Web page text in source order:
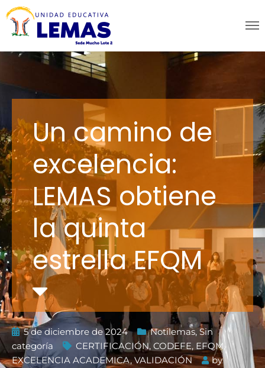
Un camino de
excelencia:
LEMAS obtiene
la quinta
estrella EFQM
5 de diciembre de 2024 Notilemas,Sin
categoría
CERTIFICACIÓN, CODEFE, EFQM,
EXCELENCIA ACADEMICA, VALIDACIÓN
by